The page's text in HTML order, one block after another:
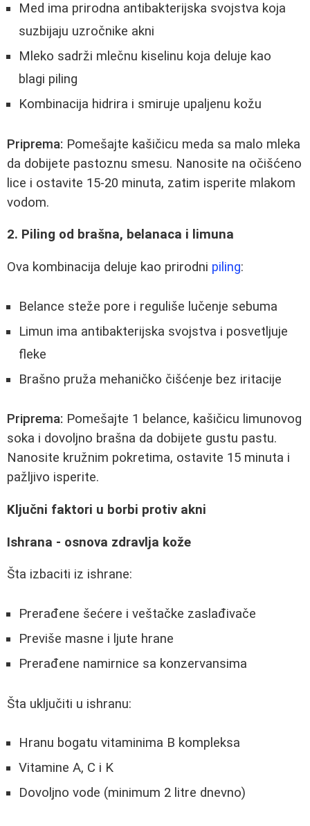
Med ima prirodna antibakterijska svojstva koja
suzbijaju uzročnike akni
Mleko sadrži mlečnu kiselinu koja deluje kao
blagi piling
Kombinacija hidrira i smiruje upaljenu kožu
Priprema: Pomešajte kašičicu meda sa malo mleka
da dobijete pastoznu smesu. Nanosite na očišćeno
lice i ostavite 15-20 minuta, zatim isperite mlakom
vodom.
2. Piling od brašna, belanaca i limuna
Ova kombinacija deluje kao prirodni piling:
Belance steže pore i reguliše lučenje sebuma
Limun ima antibakterijska svojstva i posvetljuje
fleke
Brašno pruža mehaničko čišćenje bez iritacije
Priprema: Pomešajte 1 belance, kašičicu limunovog
soka i dovoljno brašna da dobijete gustu pastu.
Nanosite kružnim pokretima, ostavite 15 minuta i
pažljivo isperite.
Ključni faktori u borbi protiv akni
Ishrana - osnova zdravlja kože
Šta izbaciti iz ishrane:
Prerađene šećere i veštačke zaslađivače
Previše masne i ljute hrane
Prerađene namirnice sa konzervansima
Šta uključiti u ishranu:
Hranu bogatu vitaminima B kompleksa
Vitamine A, C i K
Dovoljno vode (minimum 2 litre dnevno)